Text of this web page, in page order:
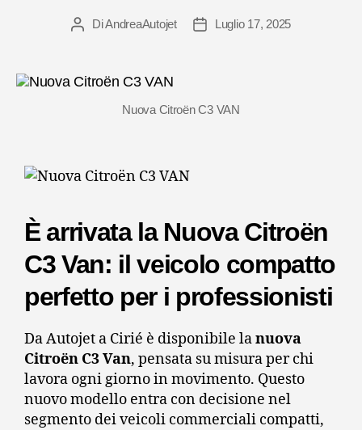
DiAndreaAutojet Luglio 17, 2025
Nuova Citroën C3 VAN
È arrivata la Nuova Citroën
C3 Van: il veicolo compatto
perfetto per i professionisti
Da Autojet a Cirié è disponibile lanuova
Citroën C3 Van, pensata su misura per chi
lavora ogni giorno in movimento. Questo
nuovo modello entra con decisione nel
segmento dei veicoli commerciali compatti,